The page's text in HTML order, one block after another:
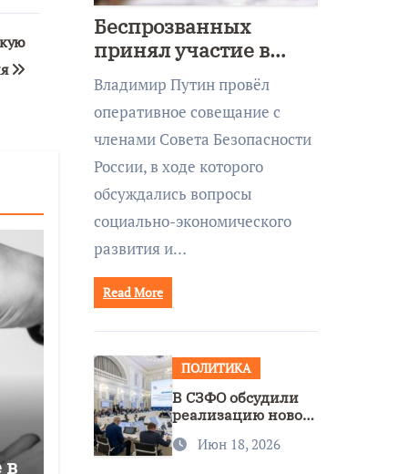
в
Беспрозванных
принял участие в
совещании Совбеза
под руководством
Путина
Владимир Путин провёл
оперативное совещание с
членами Совета Безопасности
России, в ходе которого
обсуждались вопросы
социально-экономического
развития и…
Read More
ПОЛИТИКА
В СЗФО обсудили
реализацию новой
нацполитики
Июн 18, 2026